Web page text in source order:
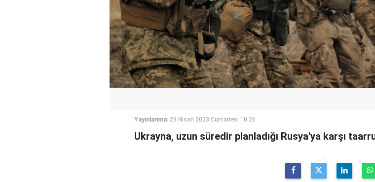
Yayınlanma: 29 Nisan 2023 Cumartesi 10:26
Ukrayna, uzun süredir planladığı Rusya'ya karşı